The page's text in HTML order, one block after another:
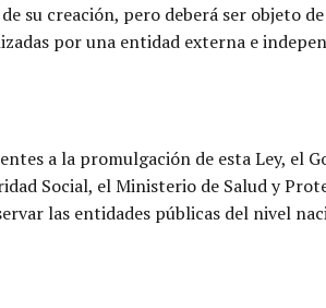
su creación, pero deberá ser objeto
por una entidad externa e
a la promulgación de esta Ley, el
Social, el Ministerio de Salud y
las entidades públicas del nivel